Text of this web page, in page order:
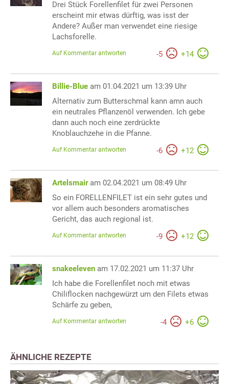
Drei Stück Forellenfilet für zwei Personen
erscheint mir etwas dürftig, was isst der
Andere? Außer man verwendet eine riesige
Lachsforelle.
-5 +14
Auf Kommentar antworten
Billie-Blue am 01.04.2021 um 13:39 Uhr
Alternativ zum Butterschmal kann amn auch
ein neutrales Pflanzenöl verwenden. Ich gebe
dann auch noch eine zerdrückte
Knoblauchzehe in die Pfanne.
-6 +12
Auf Kommentar antworten
Artelsmair am 02.04.2021 um 08:49 Uhr
So ein FORELLENFILET ist ein sehr gutes und
vor allem auch besonders aromatisches
Gericht, das auch regional ist.
-9 +12
Auf Kommentar antworten
snakeeleven am 17.02.2021 um 11:37 Uhr
Ich habe die Forellenfilet noch mit etwas
Chiliflocken nachgewürzt um den Filets etwas
Schärfe zu geben,
-4 +6
Auf Kommentar antworten
ÄHNLICHE REZEPTE